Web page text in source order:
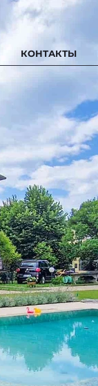
КОНТАКТЫ